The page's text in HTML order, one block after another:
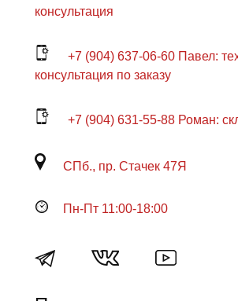
консультация
+7 (904) 637-06-60 Павел:
консультация по заказу
+7 (904) 631-55-88 Роман:
СПб., пр. Стачек 47Я
Пн-Пт 11:00-18:00